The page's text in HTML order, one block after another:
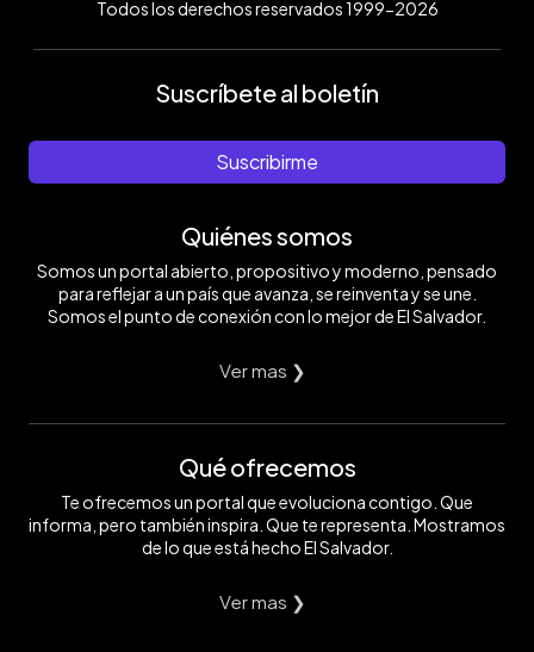
Todos los derechos reservados 1999-2026
Suscríbete al boletín
Suscribirme
Quiénes somos
Somos un portal abierto, propositivo y moderno, pensado
para reflejar a un país que avanza, se reinventa y se une.
Somos el punto de conexión con lo mejor de El Salvador.
Ver mas ❯
Qué ofrecemos
Te ofrecemos un portal que evoluciona contigo. Que
informa, pero también inspira. Que te representa. Mostramos
de lo que está hecho El Salvador.
Ver mas ❯